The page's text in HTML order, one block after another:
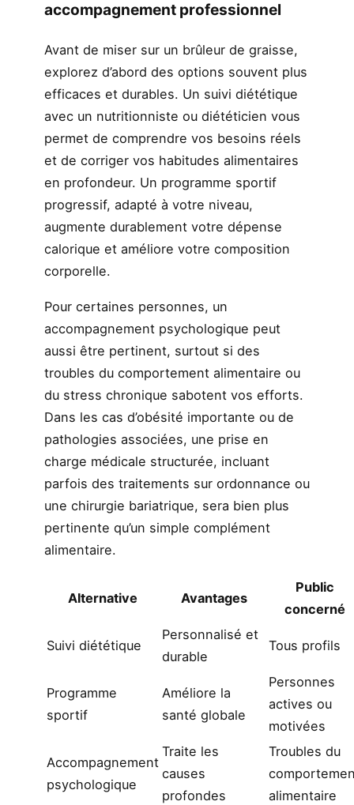
accompagnement professionnel
Avant de miser sur un brûleur de graisse,
explorez d’abord des options souvent plus
efficaces et durables. Un suivi diététique
avec un nutritionniste ou diététicien vous
permet de comprendre vos besoins réels
et de corriger vos habitudes alimentaires
en profondeur. Un programme sportif
progressif, adapté à votre niveau,
augmente durablement votre dépense
calorique et améliore votre composition
corporelle.
Pour certaines personnes, un
accompagnement psychologique peut
aussi être pertinent, surtout si des
troubles du comportement alimentaire ou
du stress chronique sabotent vos efforts.
Dans les cas d’obésité importante ou de
pathologies associées, une prise en
charge médicale structurée, incluant
parfois des traitements sur ordonnance ou
une chirurgie bariatrique, sera bien plus
pertinente qu’un simple complément
alimentaire.
Alternative Avantages
Public
concerné
Suivi diététique
Personnalisé et
durable
Tous profils
Programme
sportif
Améliore la
santé globale
Personnes
actives ou
motivées
Accompagnement
psychologique
Traite les
causes
profondes
Troubles du
alimentaire